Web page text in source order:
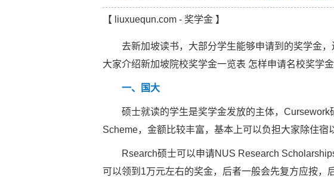
【 liuxuequn.com - 奖学金 】
去新加坡读书，大部分学生能够申请到的奖学金，
大家介绍新加坡院校奖学金一览表 怎样申请名校奖学金
一、国大
硕士就读的学生是奖学金发放的主体，Cursework
Scheme，金额比较丰富，基本上可以负担大家除住宿
Rsearch硕士可以申请NUS Research
可以领到1万元左右的奖金，后者一般会先复方应按，